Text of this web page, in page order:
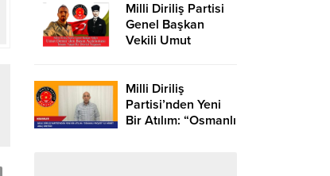
Milli Diriliş Partisi
Genel Başkan
Vekili Umut
Yaşat Ki Devlet
Yaşasın
Milli Diriliş
Partisi’nden Yeni
Bir Atılım: “Osmanlı